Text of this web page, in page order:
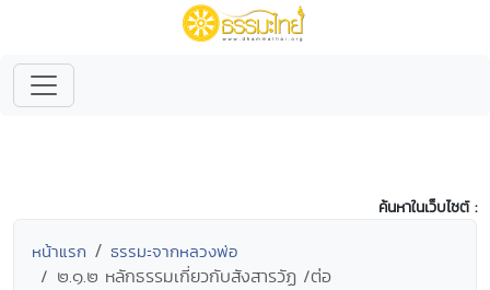
ค้นหาในเว็บไซต์ :
หน้าแรก ธรรมะจากหลวงพ่อ
๒.๑.๒ หลักธรรมเกี่ยวกับสังสารวัฏ /ต่อ